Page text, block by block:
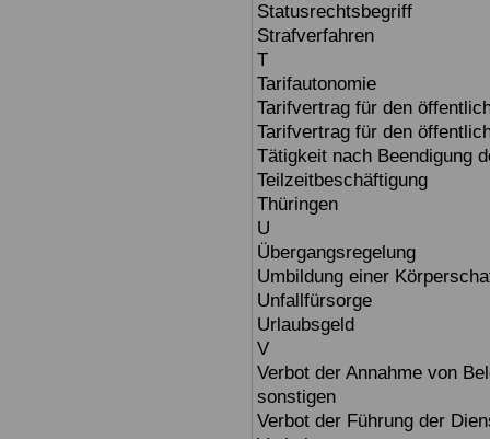
Statusrechtsbegriff
Strafverfahren
T
Tarifautonomie
Tarifvertrag für den
Tarifvertrag für den
Tätigkeit nach Beendigung
Teilzeitbeschäftigung
Thüringen
U
Übergangsregelung
Umbildung einer
Unfallfürsorge
Urlaubsgeld
V
Verbot der Annahme von
sonstigen
Verbot der Führung der